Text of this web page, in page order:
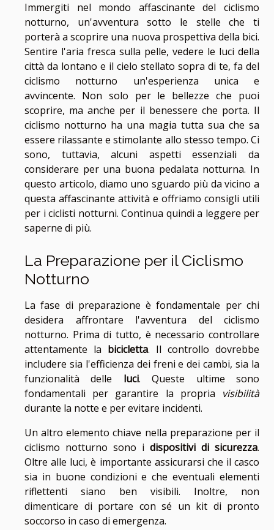
Immergiti nel mondo affascinante del ciclismo
notturno, un'avventura sotto le stelle che ti
porterà a scoprire una nuova prospettiva della bici.
Sentire l'aria fresca sulla pelle, vedere le luci della
città da lontano e il cielo stellato sopra di te, fa del
ciclismo notturno un'esperienza unica e
avvincente. Non solo per le bellezze che puoi
scoprire, ma anche per il benessere che porta. Il
ciclismo notturno ha una magia tutta sua che sa
essere rilassante e stimolante allo stesso tempo. Ci
sono, tuttavia, alcuni aspetti essenziali da
considerare per una buona pedalata notturna. In
questo articolo, diamo uno sguardo più da vicino a
questa affascinante attività e offriamo consigli utili
per i ciclisti notturni. Continua quindi a leggere per
saperne di più.
La Preparazione per il Ciclismo
Notturno
La fase di preparazione è fondamentale per chi
desidera affrontare l'avventura del ciclismo
notturno. Prima di tutto, è necessario controllare
attentamente la bicicletta. Il controllo dovrebbe
includere sia l'efficienza dei freni e dei cambi, sia la
funzionalità delle luci. Queste ultime sono
fondamentali per garantire la propria visibilità
durante la notte e per evitare incidenti.
Un altro elemento chiave nella preparazione per il
ciclismo notturno sono i dispositivi di sicurezza.
Oltre alle luci, è importante assicurarsi che il casco
sia in buone condizioni e che eventuali elementi
riflettenti siano ben visibili. Inoltre, non
dimenticare di portare con sé un kit di pronto
soccorso in caso di emergenza.